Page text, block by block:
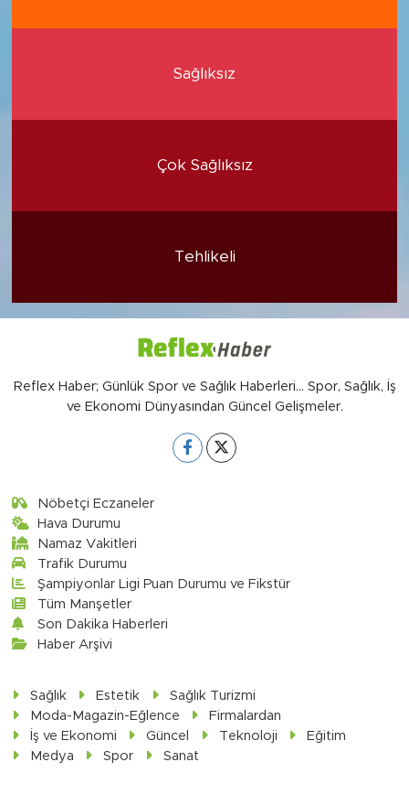
Sağlıksız
Çok Sağlıksız
Tehlikeli
Reflex Haber; Günlük Spor ve Sağlık Haberleri... Spor, Sağlık, İş
ve Ekonomi Dünyasından Güncel Gelişmeler.
Nöbetçi Eczaneler
Hava Durumu
Namaz Vakitleri
Trafik Durumu
Şampiyonlar Ligi Puan Durumu ve Fikstür
Tüm Manşetler
Son Dakika Haberleri
Haber Arşivi
Sağlık Estetik
Sağlık Turizmi
Moda-Magazin-Eğlence
Firmalardan
İş ve Ekonomi
Güncel Teknoloji
Eğitim
Medya
Spor Sanat